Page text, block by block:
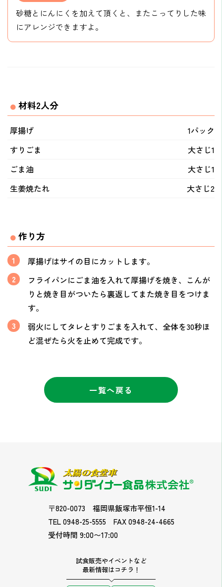
砂糖とにんにくを加えて頂くと、またこってりした味
にアレンジできますよ。
材料2人分
厚揚げ
1パック
すりごま
大さじ1
ごま油
大さじ1
生姜焼たれ
大さじ2
作り方
厚揚げはサイの目にカットします。
フライパンにごま油を入れて厚揚げを焼き、こんが
りと焼き目がついたら裏返してまた焼き目をつけま
す。
弱火にしてタレとすりごまを入れて、全体を30秒ほ
ど混ぜたら火を止めて完成です。
一覧へ戻る
〒820-0073 福岡県飯塚市平恒1-14
TEL 0948-25-5555 FAX 0948-24-4665
受付時間 9:00〜17:00
試食販売やイベントなど
最新情報はコチラ！